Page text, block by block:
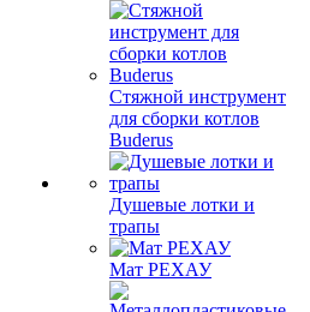
Стяжной инструмент
для сборки котлов
Buderus
Душевые лотки и
трапы
Мат РЕХАУ